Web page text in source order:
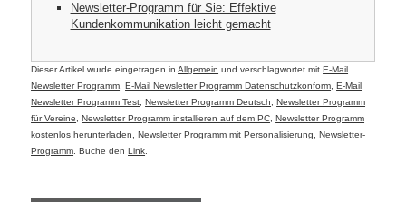
Newsletter-Programm für Sie: Effektive
Kundenkommunikation leicht gemacht
Dieser Artikel wurde eingetragen inAllgemein und verschlagwortet mit E-Mail
Newsletter Programm, E-Mail Newsletter Programm Datenschutzkonform, E-Mail
Newsletter Programm Test, Newsletter Programm Deutsch, Newsletter Programm
für Vereine, Newsletter Programm installieren auf dem PC, Newsletter Programm
kostenlos herunterladen, Newsletter Programm mit Personalisierung, Newsletter-
Programm. Buche den Link.